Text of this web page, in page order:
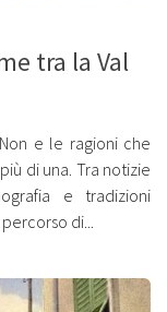
tra la Val
e le ragioni che
di una. Tra notizie
e tradizioni
di...